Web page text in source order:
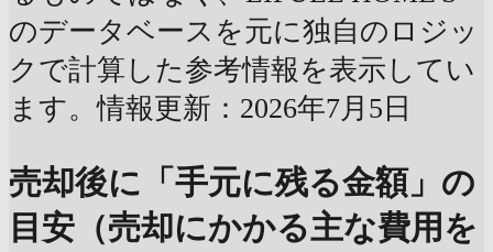
のデータベースを元に独自のロジッ
クで計算した参考情報を表示してい
ます。情報更新：2026年7月5日
売却後に「手元に残る金額」の
目安（売却にかかる主な費用を